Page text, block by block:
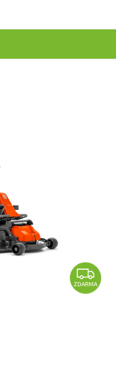
ZDARMA